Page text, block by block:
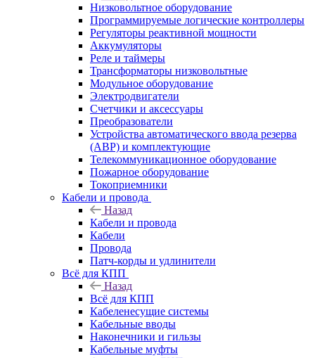
Низковольтное оборудование
Программируемые логические контроллеры
Регуляторы реактивной мощности
Аккумуляторы
Реле и таймеры
Трансформаторы низковольтные
Модульное оборудование
Электродвигатели
Счетчики и аксессуары
Преобразователи
Устройства автоматического ввода резерва
(АВР) и комплектующие
Телекоммуникационное оборудование
Пожарное оборудование
Токоприемники
Кабели и провода
Назад
Кабели и провода
Кабели
Провода
Патч-корды и удлинители
Всё для КПП
Назад
Всё для КПП
Кабеленесущие системы
Кабельные вводы
Наконечники и гильзы
Кабельные муфты